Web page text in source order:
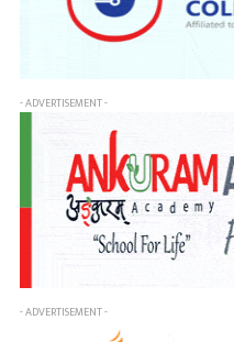
- ADVERTISEMENT -
- ADVERTISEMENT -